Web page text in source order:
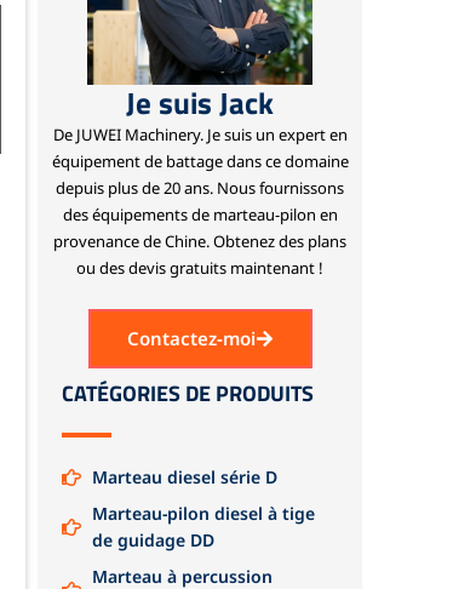
Je suis Jack
De JUWEI Machinery. Je suis un expert en
équipement de battage dans ce domaine
depuis plus de 20 ans. Nous fournissons
des équipements de marteau-pilon en
provenance de Chine.Obtenez des plans
ou des devis gratuits maintenant !
Contactez-moi
CATÉGORIES DE PRODUITS
Marteau diesel série D
Marteau-pilon diesel à tige
de guidage DD
Marteau à percussion